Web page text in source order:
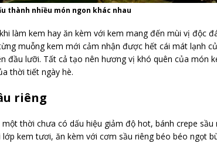
thành nhiều món ngon khác nhau
làm kem hay ăn kèm với kem mang đến mùi vị độc
muỗng kem mới cảm nhận được hết cái mát lạnh
đầu lưỡi. Tất cả tạo nên hương vị khó quên của món
thời tiết ngày hè.
riêng
thời chưa có dấu hiệu giảm độ hot, bánh crepe sầu
kem tươi, ăn kèm với cơm sầu riêng béo béo ngọt